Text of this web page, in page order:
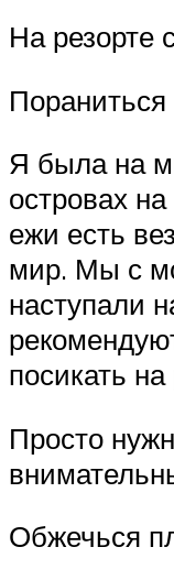
На резорте
Я была на
островах
ежи есть
мир. Мы с
наступали
посикать на
Просто
Обжечься